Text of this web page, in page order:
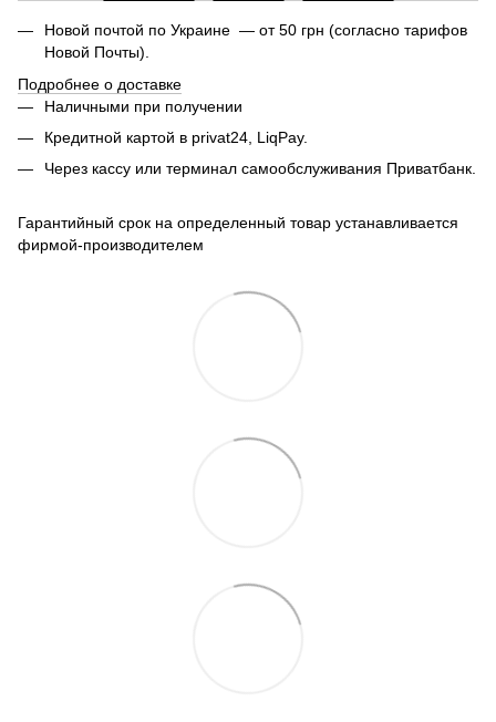
Новой почтой по Украине — от 50 грн (согласно тарифов
Новой Почты).
Подробнее о доставке
Наличными при получении
Кредитной картой в privat24, LiqPay.
Через кассу или терминал самообслуживания Приватбанк.
Гарантийный срок на определенный товар устанавливается
фирмой-производителем